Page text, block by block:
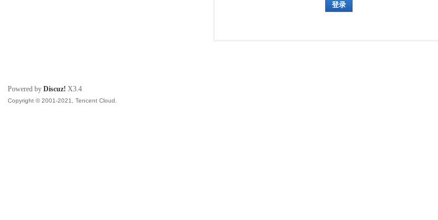
登录
Powered byDiscuz! X3.4
Copyright © 2001-2021, Tencent Cloud.